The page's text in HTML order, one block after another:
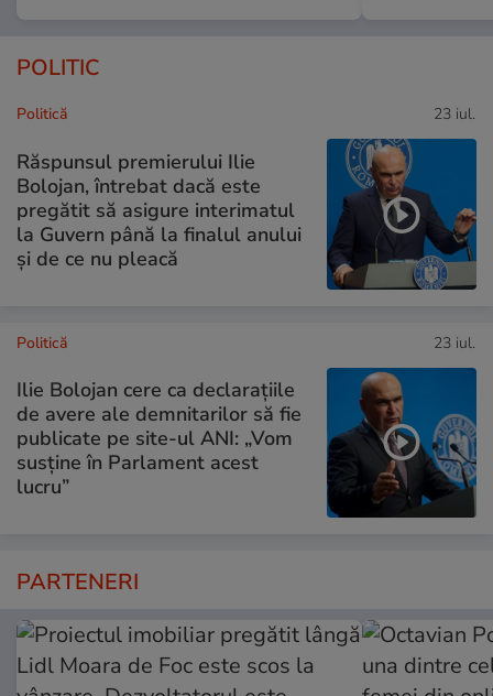
POLITIC
Politică 23 iul.
Răspunsul premierului Ilie
Bolojan, întrebat dacă este
pregătit să asigure interimatul
la Guvern până la finalul anului
și de ce nu pleacă
Politică 23 iul.
Ilie Bolojan cere ca declarațiile
de avere ale demnitarilor să fie
publicate pe site-ul ANI: „Vom
susține în Parlament acest
lucru”
PARTENERI